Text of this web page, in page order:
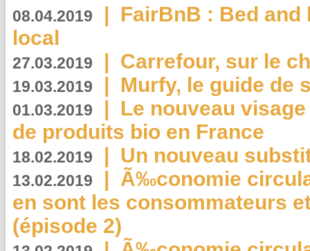
08.04.2019 | FairBnB : Bed
local
27.03.2019 | Carrefour, sur le
19.03.2019 | Murfy, le guide de
01.03.2019 | Le nouveau
de produits bio en France
18.02.2019 | Un nouveau
13.02.2019 | Ã‰conomie
en sont les consommateurs
(épisode 2)